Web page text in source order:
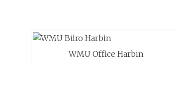
WMU Office Harbin